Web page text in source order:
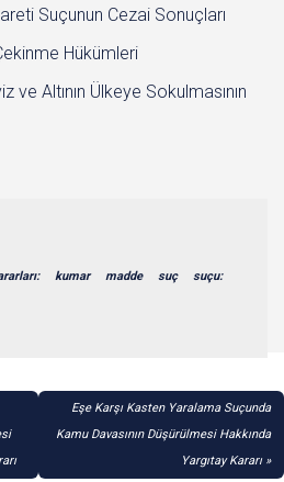
Suçunun Cezai Sonuçları
Hükümleri
ve Altının Ülkeye Sokulmasının
kumar madde suç suçu:
Eşe Karşı Kasten Yaralama Suçunda
Kamu Davasının Düşürülmesi Hakkında
Yargıtay Kararı